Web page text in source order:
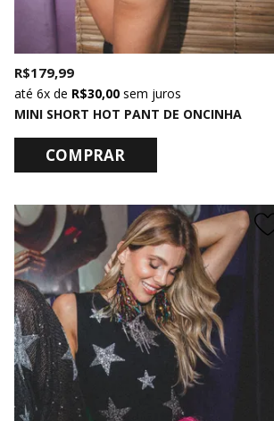
MINI SHORT HOT PANT DE ONCINHA
R$ 179,99
6xde R$ 30,00 sem juros
COMPRAR